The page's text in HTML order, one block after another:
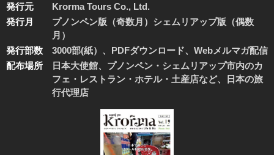
発行元
Krorma Tours Co., Ltd.
発行月
プノンペン版（奇数月）シェムリアップ版（偶数
月）
発行部数
3000部(紙）、PDFダウンロード、Webメルマガ配信
配布場所
日本大使館、プノンペン・シェムリアップ市内のカ
フェ・レストラン・ホテル・土産店など、日本の旅
行代理店